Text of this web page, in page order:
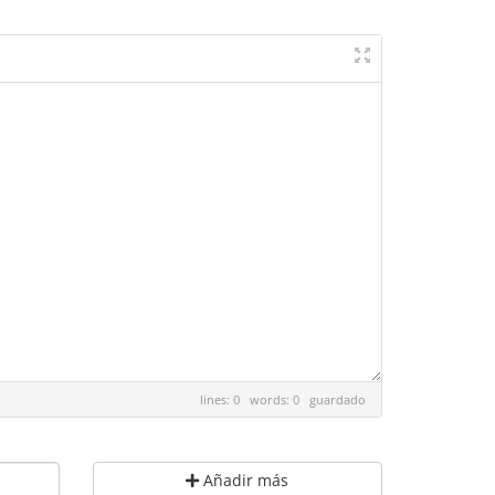
lines: 0 words: 0 guardado
Añadir más